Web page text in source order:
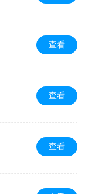
查看
查看
查看